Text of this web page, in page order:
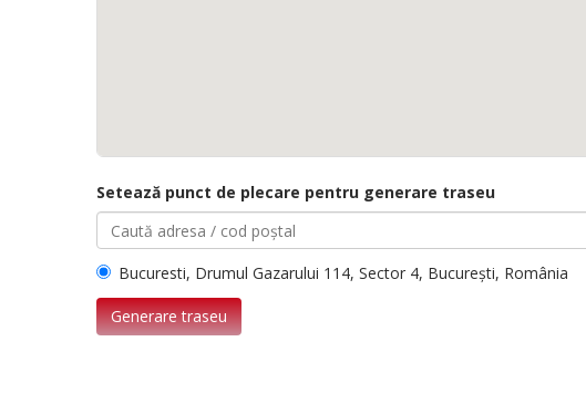
Setează punct de plecare pentru generare traseu
Bucuresti, Drumul Gazarului 114, Sector 4, București, România